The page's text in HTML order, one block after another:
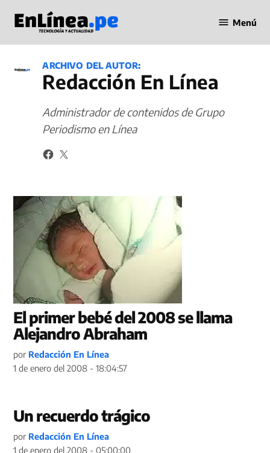
contenido
en Línea
Menú
ARCHIVO DEL AUTOR:
Redacción En Línea
Administrador de contenidos de Grupo
Periodismo en Línea
El primer bebé del 2008 se llama
Alejandro Abraham
por Redacción En Línea
1 de enero del 2008 - 18:04:57
Un recuerdo trágico
por Redacción En Línea
1 de enero del 2008 - 05:00:00